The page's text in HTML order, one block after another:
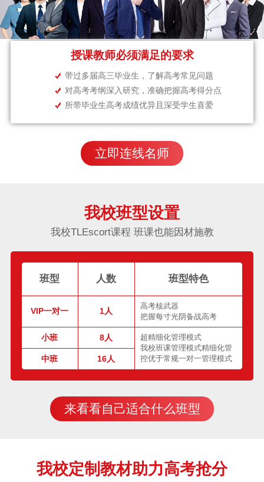
授课教师必须满足的要求
带过多届高三毕业生，了解高考常见问题
对高考考纲深入研究，准确把握高考得分点
所带毕业生高考成绩优异且深受学生喜爱
立即连线名师
我校班型设置
我校TLEscort课程 班课也能因材施教
班型 人数 班型特色
VIP一对一 1人
高考核武器
把握每寸光阴备战高考
小班 8人
超精细化管理模式
我校班课管理模式精细化管
控优于常规一对一管理模式
中班 16人
来看看自己适合什么班型
我校定制教材助力高考抢分